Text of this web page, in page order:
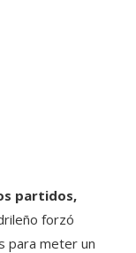
partidos,
forzó
para meter un